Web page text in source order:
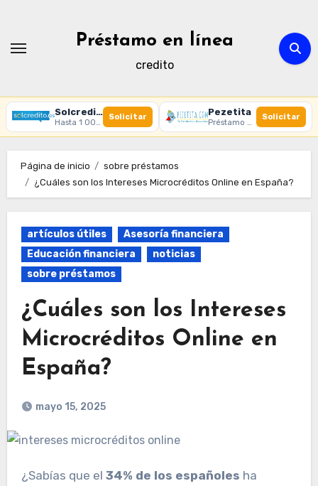
contenido
Préstamo en línea
credito
Solcredito
Hasta 1 000 € · 30 días · 100% online
Solicitar Pezetita
Préstamo online · Aprobación rápida
Solicitar
Página de inicio
sobre préstamos
¿Cuáles son los Intereses Microcréditos Online en España?
artículos útiles
Asesoría financiera
Educación financiera
noticias
sobre préstamos
¿Cuáles son los Intereses
Microcréditos Online en
España?
mayo 15, 2025
¿Sabías que el 34% de los españoles ha